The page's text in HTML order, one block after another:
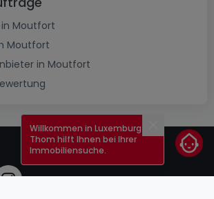
Moutfort
Moutfort
in Moutfort
Schließen
Willkommen in Luxemburg!
Thom hilft Ihnen bei Ihrer
Immobiliensuche.